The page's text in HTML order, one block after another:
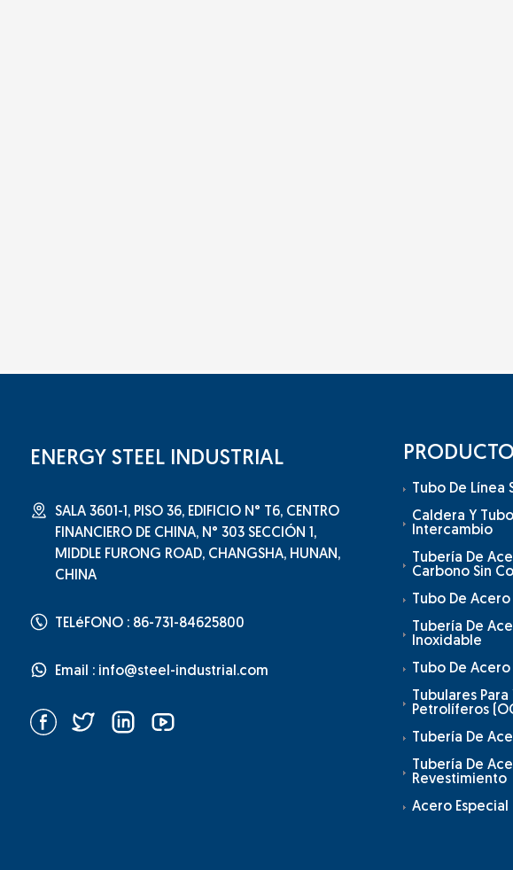
ENERGY STEEL INDUSTRIAL
SALA 3601-1, PISO 36, EDIFICIO N° T6, CENTRO
FINANCIERO DE CHINA, N° 303 SECCIÓN 1,
MIDDLE FURONG ROAD, CHANGSHA, HUNAN,
CHINA
TELéFONO : 86-731-84625800
Email : info@steel-industrial.com
Tubo De Línea
Caldera Y
Intercambio
Tubería De
Carbono Sin
Tubo De
Tubería De
Inoxidable
Tubo De
Tubulares
Petrolíferos
Tubería De
Tubería De
Revestimiento
Acero Especial